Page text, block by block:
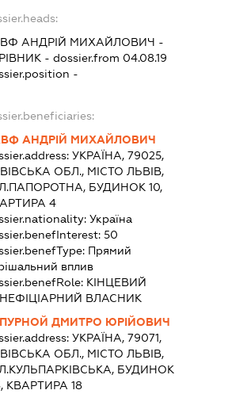
АНДРІЙ МИХАЙЛОВИЧ -
- dossier.from 04.08.19
-
АНДРІЙ МИХАЙЛОВИЧ
УКРАЇНА, 79025,
ОБЛ., МІСТО ЛЬВІВ,
БУДИНОК 10,
4
Україна
50
Прямий
вплив
КІНЦЕВИЙ
ВЛАСНИК
ДМИТРО ЮРІЙОВИЧ
УКРАЇНА, 79071,
ОБЛ., МІСТО ЛЬВІВ,
БУДИНОК
КВАРТИРА 18